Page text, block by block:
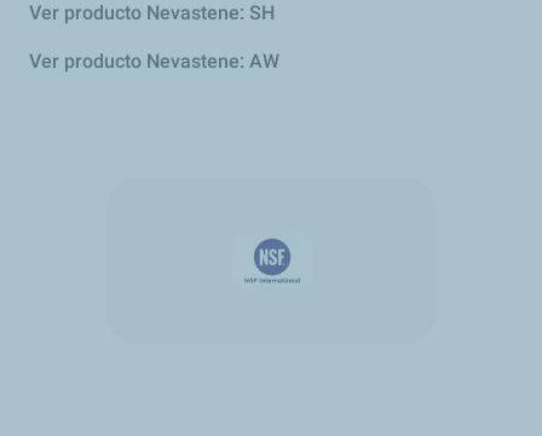
Ver producto Nevastene: SH
Ver producto Nevastene: AW